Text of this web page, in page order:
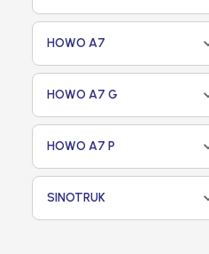
HOWO A7
HOWO A7 G
HOWO A7 P
SINOTRUK